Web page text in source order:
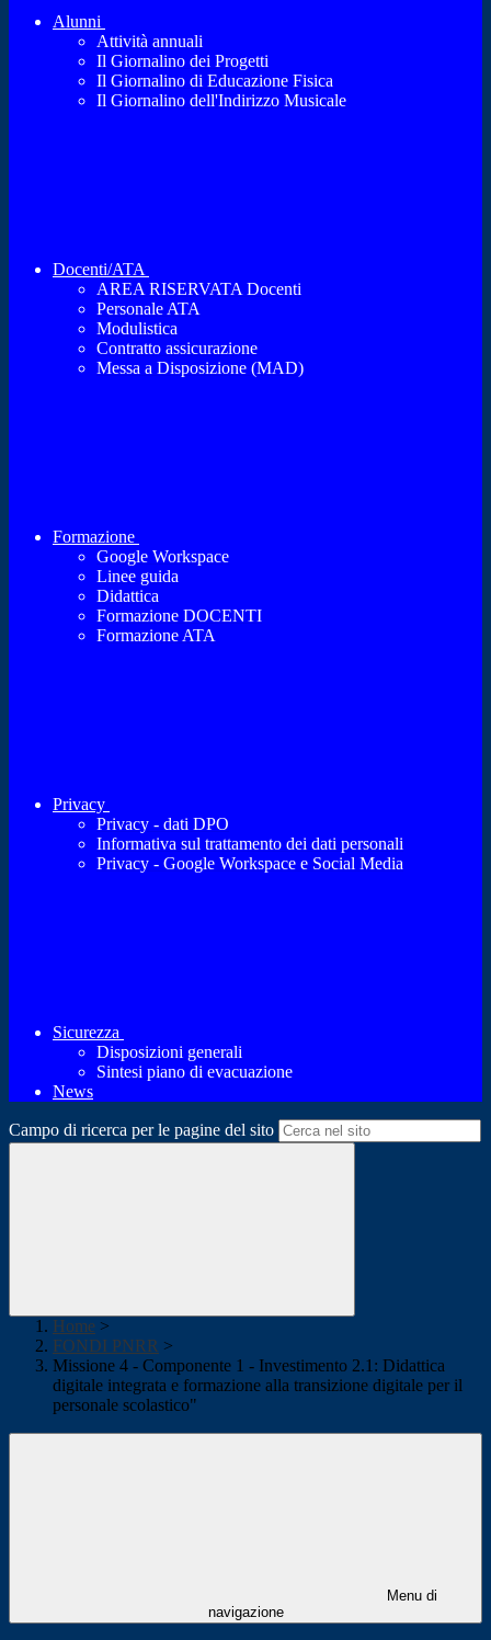
Alunni
Attività annuali
Il Giornalino dei Progetti
Il Giornalino di Educazione Fisica
Il Giornalino dell'Indirizzo Musicale
Docenti/ATA
AREA RISERVATA Docenti
Personale ATA
Modulistica
Contratto assicurazione
Messa a Disposizione (MAD)
Formazione
Google Workspace
Linee guida
Didattica
Formazione DOCENTI
Formazione ATA
Privacy
Privacy - dati DPO
Informativa sul trattamento dei dati personali
Privacy - Google Workspace e Social Media
Sicurezza
Disposizioni generali
Sintesi piano di evacuazione
News
Campo di ricerca per le pagine del sito
Home >
FONDI PNRR >
Missione 4 - Componente 1 - Investimento 2.1: Didattica
digitale integrata e formazione alla transizione digitale per il
personale scolastico"
Menu di
navigazione